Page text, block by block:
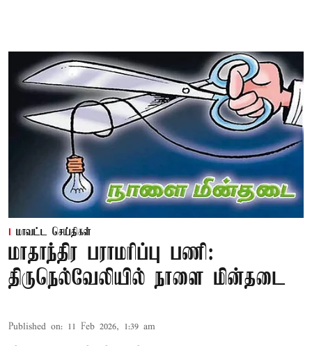
மாவட்ட செய்திகள்
மாதாந்திர பராமரிப்பு பணி:
திருநெல்வேலியில் நாளை மின்தடை
Published on: 11 Feb 2026, 1:39 am